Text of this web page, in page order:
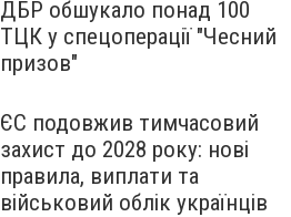
ДБР обшукало понад 100
ТЦК у спецоперації "Чесний
призов"
ЄС подовжив тимчасовий
захист до 2028 року: нові
правила, виплати та
військовий облік українців